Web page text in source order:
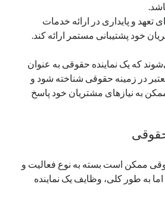
تعهد و پایداری در ارائه خدمات
خود پشتیبانی مستمر ارائه کند.
که یک نماینده حقوقی به عنوان
در زمینه حقوقی شناخته شود و
به نیازهای مشتریان خود پاسخ
ممکن است بسته به نوع فعالیت و
به طور کلی، وظایف یک نماینده